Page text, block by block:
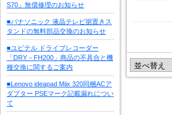
S70」無償修理のお知らせ
■パナソニック 液晶テレビ据置きス
タンドの無料部品交換のお知らせ
■ユピテル ドライブレコーダー
「DRY－FH200」商品の不具合と機
種交換に関するご案内
■Lenovo ideapad Miix 320同梱ACア
ダプター PSEマーク記載漏れについ
て